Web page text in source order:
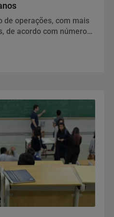
de operações, com mais
de acordo com números